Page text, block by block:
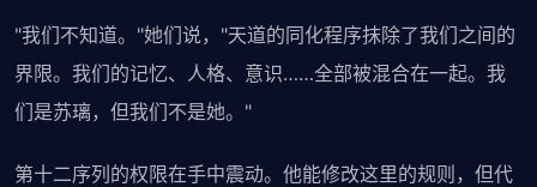
"我们不知道。"她们说，"天道的同化程序抹除了我们之间的
界限。我们的记忆、人格、意识……全部被混合在一起。我
们是苏璃，但我们不是她。"
第十二序列的权限在手中震动。他能修改这里的规则，但代